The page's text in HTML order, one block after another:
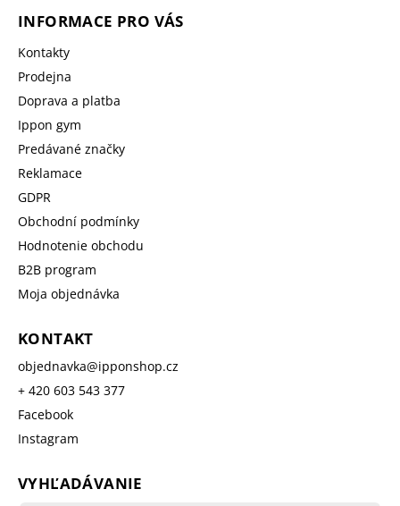
INFORMACE PRO VÁS
Kontakty
Prodejna
Doprava a platba
Ippon gym
Predávané značky
Reklamace
GDPR
Obchodní podmínky
Hodnotenie obchodu
B2B program
Moja objednávka
KONTAKT
objednavka@ipponshop.cz
+ 420 603 543 377
Facebook
Instagram
VYHĽADÁVANIE